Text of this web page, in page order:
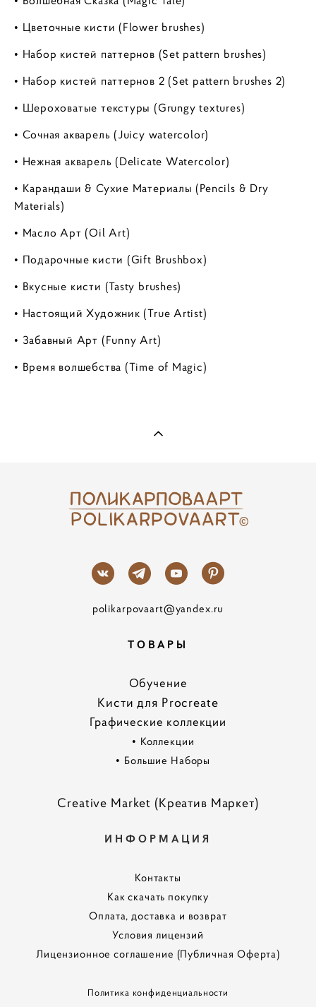
• Цветочные кисти (Flower brushes)
• Набор кистей паттернов (Set pattern brushes)
• Набор кистей паттернов 2 (Set pattern brushes 2)
• Шероховатые текстуры (Grungy textures)
• Сочная акварель (Juicy watercolor)
• Нежная акварель (Delicate Watercolor)
• Карандаши & Сухие Материалы (Pencils & Dry
Materials)
• Масло Арт (Oil Art)
• Подарочные кисти (Gift Brushbox)
• Вкусные кисти (Tasty brushes)
• Настоящий Художник (True Artist)
• Забавный Арт (Funny Art)
• Время волшебства (Time of Magic)
polikarpovaart@yandex.ru
ТОВАРЫ
Обучение
Кисти для Procreate
Графические коллекции
• Коллекции
• Большие Наборы
Creative Market (Креатив Маркет)
ИНФОРМАЦИЯ
Контакты
Как скачать покупку
Оплата, доставка и возврат
Условия лицензий
Лицензионное соглашение (Публичная Оферта)
Политика конфиденциальности